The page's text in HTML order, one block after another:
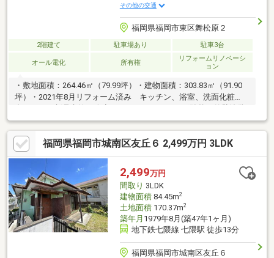
その他の交通
福岡県福岡市東区舞松原２
2階建て 駐車場あり 駐車3台
オール電化 所有権
リフォームリノベーシ
ョン
・敷地面積：264.46㎡（79.99坪）・建物面積：303.83㎡（91.90
坪）・2021年8月リフォーム済み キッチン、浴室、洗面化粧
等・オール電化・駐車スペース4台分（車種による）・平坦地●JR
香椎線「舞松原駅」まで徒歩12分●JR鹿児島本線「千早駅」まで
徒歩17分●西鉄貝塚線「西鉄千早駅」まで徒歩17分●若宮小学校ま
で約500ｍ（徒歩7分）●多々良中学校まで約750ｍ（徒歩10分）
福岡県福岡市城南区友丘６ 2,499万円 3LDK
2,499万円
間取り 3LDK
建物面積84.45m2
土地面積170.37m2
築年月 1979年8月(築47年1ヶ月)
地下鉄七隈線 七隈駅 徒歩13分
福岡県福岡市城南区友丘６